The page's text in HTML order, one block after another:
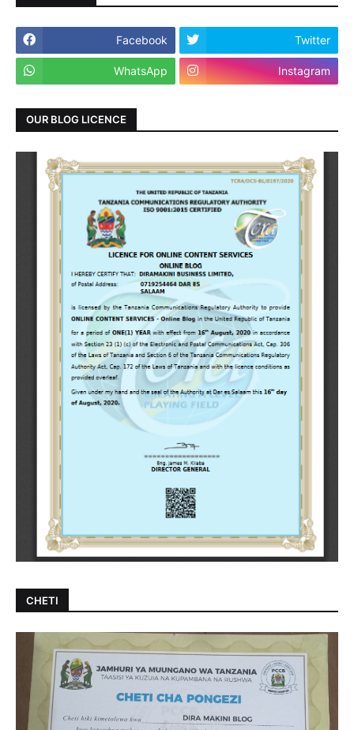
Facebook Twitter
WhatsApp Instagram
OUR BLOG LICENCE
CHETI